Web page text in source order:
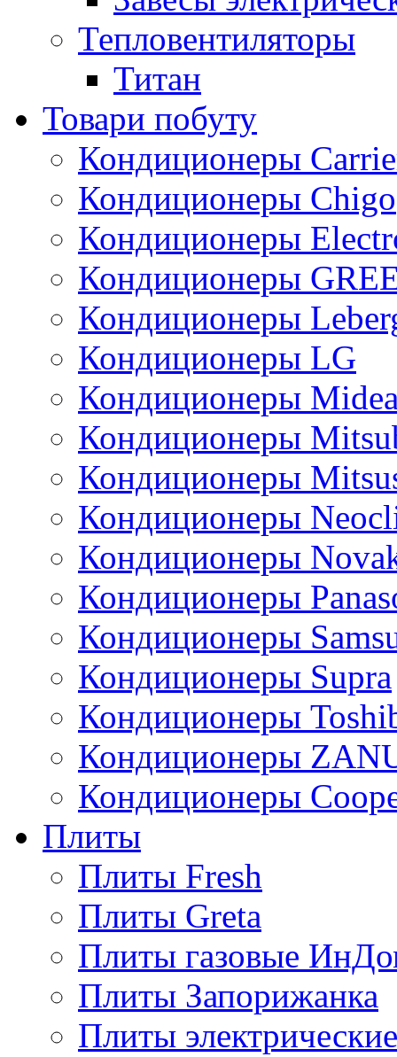
Тепловентиляторы
Титан
Товари побуту
Кондиционеры
Кондиционеры Chigo
Кондиционеры
Кондиционеры
Кондиционеры
Кондиционеры LG
Кондиционеры
Кондиционеры
Кондиционеры
Кондиционеры
Кондиционеры
Кондиционеры
Кондиционеры
Кондиционеры Supra
Кондиционеры
Кондиционеры
Кондиционеры
Плиты
Плиты Fresh
Плиты Greta
Плиты газовые
Плиты Запорижанка
Плиты